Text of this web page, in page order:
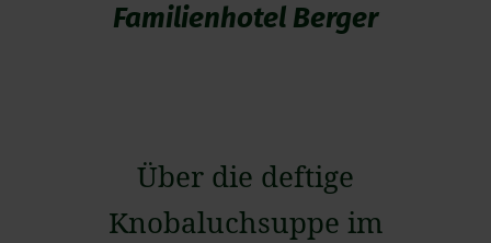
Familienhotel Berger
Über die deftige
Knobaluchsuppe im